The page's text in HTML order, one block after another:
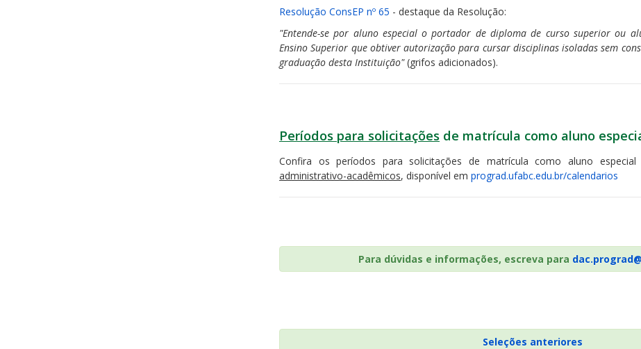
Resolução ConsEP nº 65 - destaque da Resolução:
"Entende-se por aluno especial o portador de diploma de curso superior ou
Ensino Superior que obtiver autorização para cursar disciplinas isoladas sem
graduação desta Instituição"(grifos adicionados).
Períodos para solicitações de matrícula como aluno
Confira os períodos para solicitações de matrícula como aluno especial
administrativo-acadêmicos, disponível em prograd.ufabc.edu.br/calendarios
Para dúvidas e informações, escreva para
Seleções anteriores